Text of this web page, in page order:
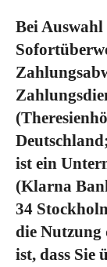
Bei
ist ein
(Klarna
34
die Nutzung
ist, dass Sie